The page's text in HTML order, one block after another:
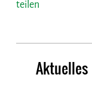
teilen
Aktuelles